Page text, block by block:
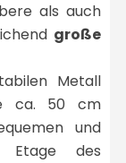
als auch
große
Metall
ca. 50 cm
und
Etage des